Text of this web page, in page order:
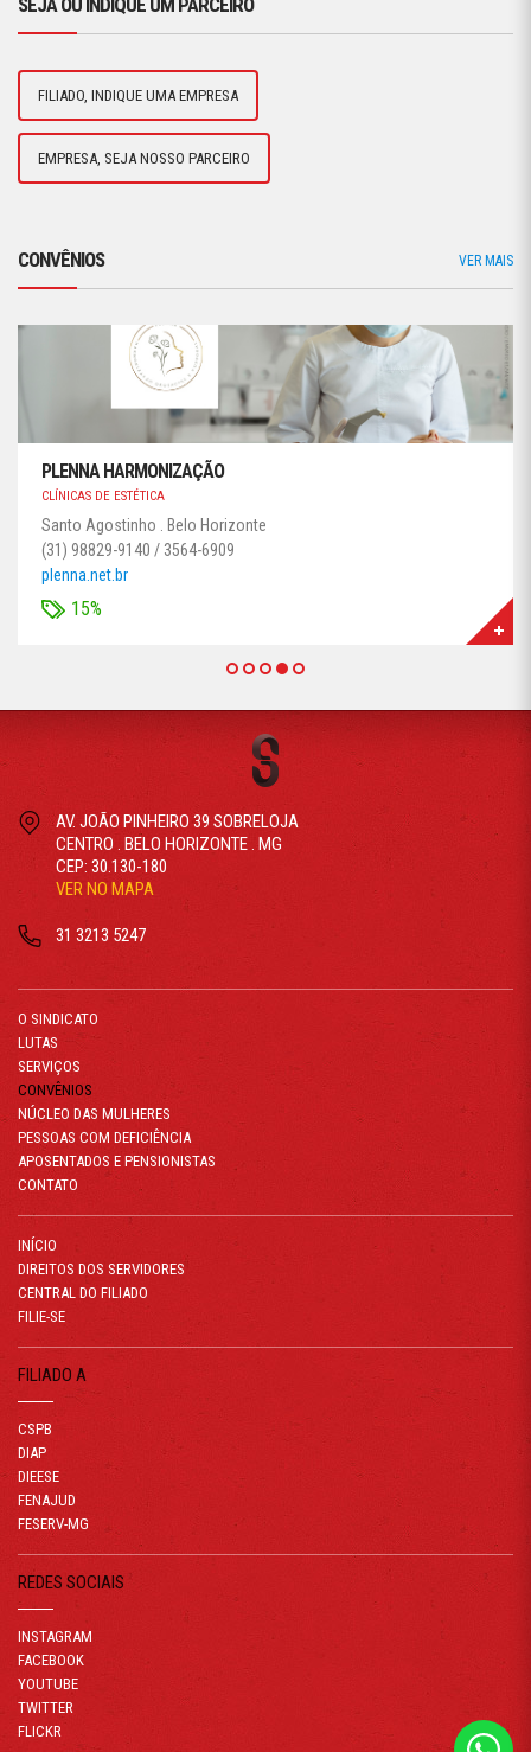
SEJA OU INDIQUE UM PARCEIRO
FILIADO, INDIQUE UMA EMPRESA
EMPRESA, SEJA NOSSO PARCEIRO
CONVÊNIOS VER MAIS
PLENNA HARMONIZAÇÃO
CLÍNICAS DE ESTÉTICA
Santo Agostinho . Belo Horizonte
(31) 98829-9140 / 3564-6909
plenna.net.br
15%
AV. JOÃO PINHEIRO 39 SOBRELOJA
CENTRO . BELO HORIZONTE . MG
CEP: 30.130-180
VER NO MAPA
31 3213 5247
O SINDICATO
LUTAS
SERVIÇOS
CONVÊNIOS
NÚCLEO DAS MULHERES
PESSOAS COM DEFICIÊNCIA
APOSENTADOS E PENSIONISTAS
CONTATO
INÍCIO
DIREITOS DOS SERVIDORES
CENTRAL DO FILIADO
FILIE-SE
FILIADO A
CSPB
DIAP
DIEESE
FENAJUD
FESERV-MG
REDES SOCIAIS
INSTAGRAM
FACEBOOK
YOUTUBE
TWITTER
FLICKR